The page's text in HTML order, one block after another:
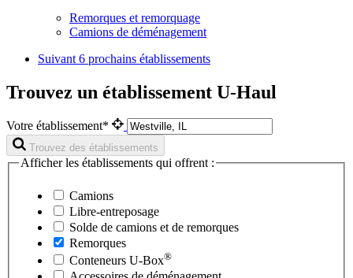
Remorques et remorquage
Camions de déménagement
Suivant 6 prochains établissements
Trouvez un établissement U-Haul
Votre établissement*
Trouvez des établissements
Afficher les établissements qui offrent :
Camions
Libre-entreposage
Solde de camions et de remorques
Remorques
Conteneurs U-Box®